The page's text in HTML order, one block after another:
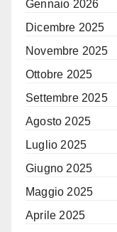
Gennaio 2026
Dicembre 2025
Novembre 2025
Ottobre 2025
Settembre 2025
Agosto 2025
Luglio 2025
Giugno 2025
Maggio 2025
Aprile 2025